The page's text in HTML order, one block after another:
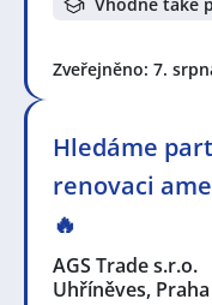
Zveřejněno: 7.
Hledáme
renovaci
🔥
AGS Trade s.r.o.
Uhříněves, Praha